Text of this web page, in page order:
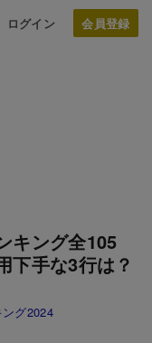
ログイン
キング全105
下手な3行は？
グ2024